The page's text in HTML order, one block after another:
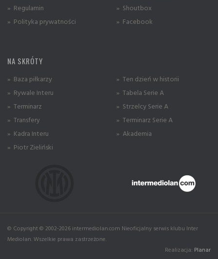
» Regulamin
» Polityka prywatności
» Shoutbox
» Facebook
NA SKRÓTY
» Baza piłkarzy
» Rywale Interu
» Terminarz
» Transfery
» Kadra Interu
» Piotr Zieliński
» Ten dzień w historii
» Tabela Serie A
» Strzelcy Serie A
» Terminarz Serie A
» Akademia
© Copyright © 2002-2026 intermediolan.com Nieoficjalny serwis klubu Inter
Mediolan. Wszelkie prawa zastrzeżone.
Realizacja: Planar